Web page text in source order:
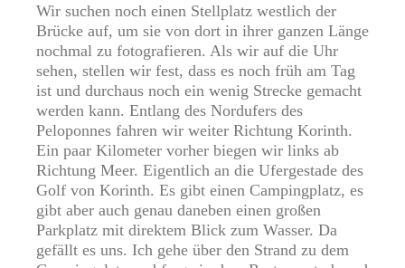
Wir suchen noch einen Stellplatz westlich der
Brücke auf, um sie von dort in ihrer ganzen Länge
nochmal zu fotografieren. Als wir auf die Uhr
sehen, stellen wir fest, dass es noch früh am Tag
ist und durchaus noch ein wenig Strecke gemacht
werden kann. Entlang des Nordufers des
Peloponnes fahren wir weiter Richtung Korinth.
Ein paar Kilometer vorher biegen wir links ab
Richtung Meer. Eigentlich an die Ufergestade des
Golf von Korinth. Es gibt einen Campingplatz, es
gibt aber auch genau daneben einen großen
Parkplatz mit direktem Blick zum Wasser. Da
gefällt es uns. Ich gehe über den Strand zu dem